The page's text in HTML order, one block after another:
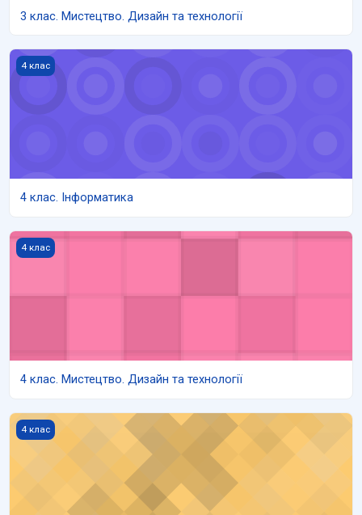
3 клас. Мистецтво. Дизайн та технології
4 клас. Інформатика
4 клас
4 клас. Інформатика
4 клас. Мистецтво. Дизайн та технології
4 клас
4 клас. Мистецтво. Дизайн та технології
4 клас. Фізична культура
4 клас